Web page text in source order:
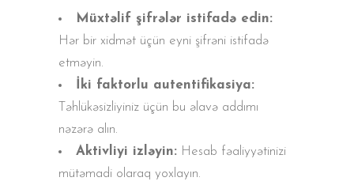
Müxtəlif şifrələr istifadə edin:
Hər bir xidmət üçün eyni şifrəni istifadə
etməyin.
İki faktorlu autentifikasiya:
Təhlükəsizliyiniz üçün bu əlavə addımı
nəzərə alın.
Aktivliyi izləyin: Hesab fəaliyyətinizi
mütəmadi olaraq yoxlayın.